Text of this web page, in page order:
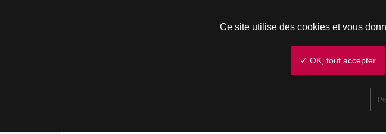
Ce site utilise des cookies et vous
✓ OK, tout accepter